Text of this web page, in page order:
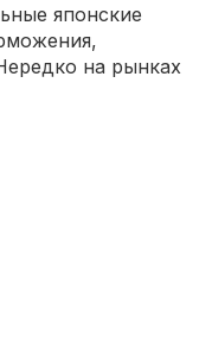
японские
на рынках